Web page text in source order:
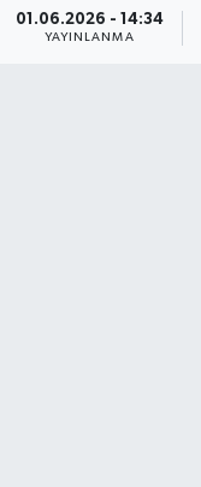
01.06.2026 - 14:34
YAYINLANMA